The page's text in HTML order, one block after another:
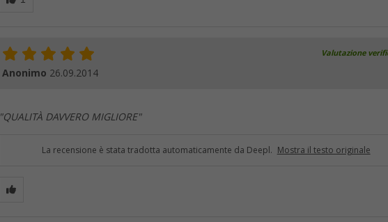
Valutazione
Anonimo 26.09.2014
"QUALITÀ DAVVERO MIGLIORE"
La recensione è stata tradotta automaticamente da Deepl. Mostra il testo originale